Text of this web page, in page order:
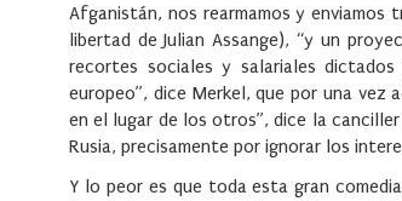
Afganistán, nos rearmamos y
libertad de Julian Assange), “y un
recortes sociales y salariales
europeo”, dice Merkel, que por una vez
en el lugar de los otros”, dice la
Rusia, precisamente por ignorar los
Y lo peor es que toda esta gran